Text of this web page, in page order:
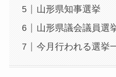
山形県知事選挙
山形県議会議員選
今月行われる選挙